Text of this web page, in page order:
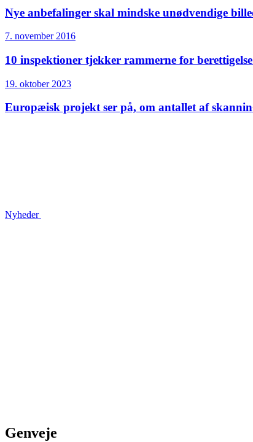
Nye anbefalinger skal mindske unødvendige
7. november 2016
10 inspektioner tjekker rammerne for
19. oktober 2023
Europæisk projekt ser på, om antallet af
Nyheder
Genveje